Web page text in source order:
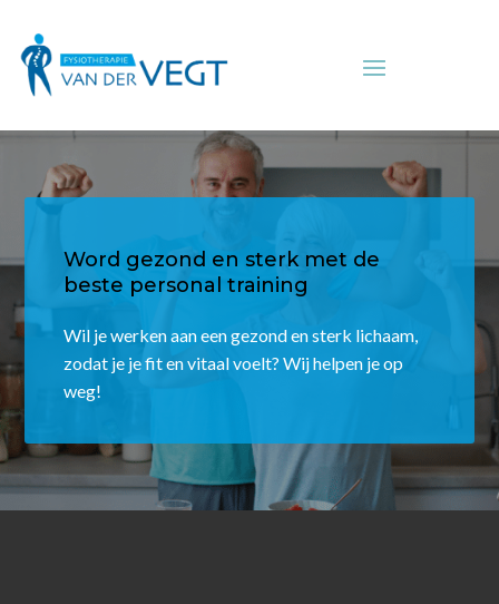
Word gezond en sterk met de
beste personal training
Wil je werken aan een gezond en sterk lichaam,
zodat je je fit en vitaal voelt? Wij helpen je op
weg!